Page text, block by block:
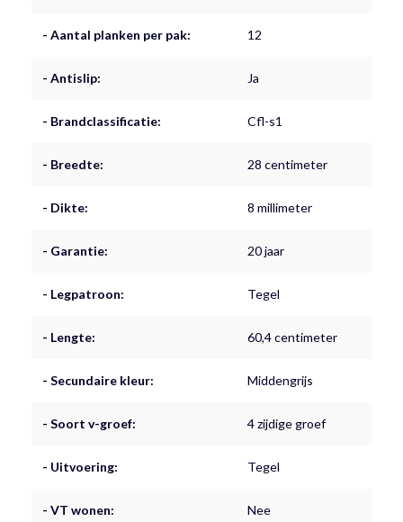
- Aantal planken per pak: 12
- Antislip: Ja
- Brandclassificatie: Cfl-s1
- Breedte: 28 centimeter
- Dikte: 8 millimeter
- Garantie: 20 jaar
- Legpatroon: Tegel
- Lengte: 60,4 centimeter
- Secundaire kleur: Middengrijs
- Soort v-groef: 4 zijdige groef
- Uitvoering: Tegel
- VT wonen: Nee